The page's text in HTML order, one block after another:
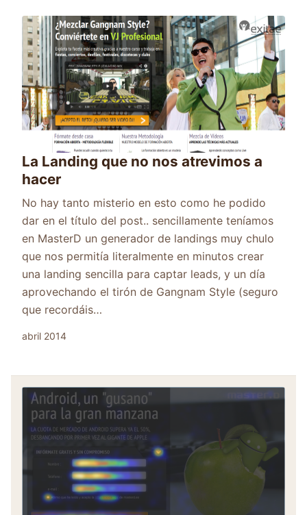
La Landing que no nos atrevimos a
hacer
No hay tanto misterio en esto como he podido
dar en el título del post.. sencillamente teníamos
en MasterD un generador de landings muy chulo
que nos permitía literalmente en minutos crear
una landing sencilla para captar leads, y un día
aprovechando el tirón de Gangnam Style (seguro
que recordáis…
abril 2014